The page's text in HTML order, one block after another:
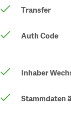
Transfer
Auth Code
Inhaber
Stammdaten